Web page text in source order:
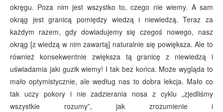
okręgu. Poza nim jest wszystko to, czego nie wiemy. A sam
okrąg jest granicą pomiędzy wiedzą i niewiedzą. Teraz za
każdym razem, gdy dowiadujemy się czegoś nowego, nasz
okrąg [z wiedzą w nim zawartą] naturalnie się powiększa. Ale to
również konsekwentnie zwiększa tą granicę z niewiedzą i
uświadamia jaki guzik wiemy! I tak bez końca. Może wygląda to
mało optymistycznie, ale według nas to dobra lekcja. Mało co
tak uczy pokory i nie zadzierania nosa z cyklu „zjedliśmy
wszystkie rozumy”, jak zrozumienie i